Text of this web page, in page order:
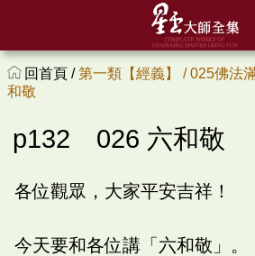
回首頁 /第一類【經義】 /025佛法
和敬
p132 026 六和敬
各位觀眾，大家平安吉祥！
今天要和各位講「六和敬」。